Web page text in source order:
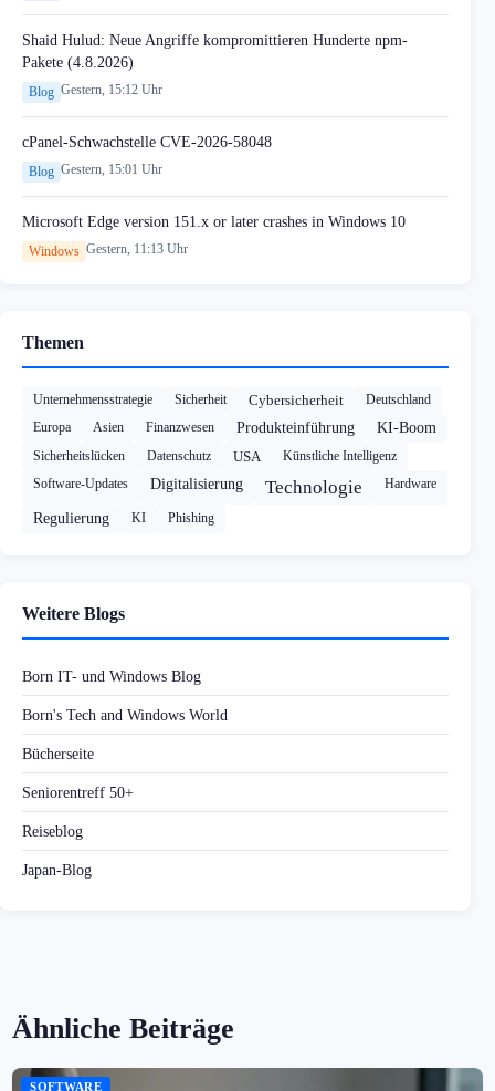
Shaid Hulud: Neue Angriffe kompromittieren Hunderte npm-
Pakete (4.8.2026)
Blog Gestern, 15:12 Uhr
cPanel-Schwachstelle CVE-2026-58048
Blog Gestern, 15:01 Uhr
Microsoft Edge version 151.x or later crashes in Windows 10
Windows Gestern, 11:13 Uhr
Themen
Unternehmensstrategie Sicherheit Cybersicherheit
Deutschland
Europa
Asien Finanzwesen Produkteinführung KI-Boom
Sicherheitslücken Datenschutz USA
Künstliche Intelligenz
Software-Updates
Digitalisierung Technologie Hardware
Regulierung KI Phishing
Weitere Blogs
Born IT- und Windows Blog
Born's Tech and Windows World
Bücherseite
Seniorentreff 50+
Reiseblog
Japan-Blog
Ähnliche Beiträge
SOFTWARE